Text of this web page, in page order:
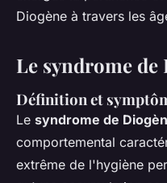
Diogène à travers les
Le syndrome de
Définition et
Le syndrome de
comportemental
extrême de l'hygiène